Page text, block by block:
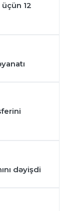
12
dəyişdi